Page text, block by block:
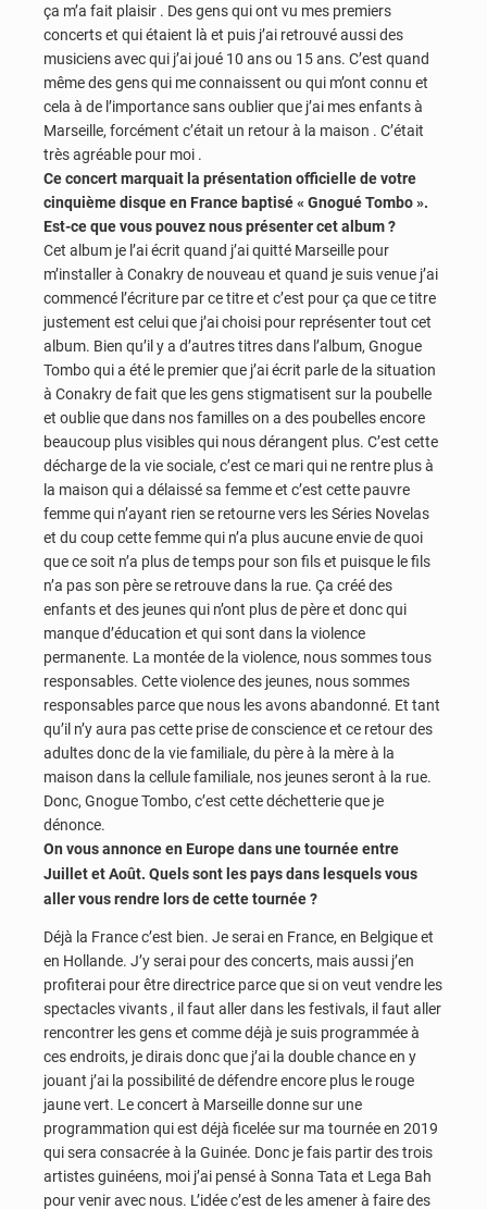
ça m’a fait plaisir . Des gens qui ont vu mes premiers
concerts et qui étaient là et puis j’ai retrouvé aussi des
musiciens avec qui j’ai joué 10 ans ou 15 ans. C’est quand
même des gens qui me connaissent ou qui m’ont connu et
cela à de l’importance sans oublier que j’ai mes enfants à
Marseille, forcément c’était un retour à la maison . C’était
très agréable pour moi .
Ce concert marquait la présentation officielle de votre
cinquième disque en France baptisé « Gnogué Tombo ».
Est-ce que vous pouvez nous présenter cet album ?
Cet album je l’ai écrit quand j’ai quitté Marseille pour
m’installer à Conakry de nouveau et quand je suis venue j’ai
commencé l’écriture par ce titre et c’est pour ça que ce titre
justement est celui que j’ai choisi pour représenter tout cet
album. Bien qu’il y a d’autres titres dans l’album, Gnogue
Tombo qui a été le premier que j’ai écrit parle de la situation
à Conakry de fait que les gens stigmatisent sur la poubelle
et oublie que dans nos familles on a des poubelles encore
beaucoup plus visibles qui nous dérangent plus. C’est cette
décharge de la vie sociale, c’est ce mari qui ne rentre plus à
la maison qui a délaissé sa femme et c’est cette pauvre
femme qui n’ayant rien se retourne vers les Séries Novelas
et du coup cette femme qui n’a plus aucune envie de quoi
que ce soit n’a plus de temps pour son fils et puisque le fils
n’a pas son père se retrouve dans la rue. Ça créé des
enfants et des jeunes qui n’ont plus de père et donc qui
manque d’éducation et qui sont dans la violence
permanente. La montée de la violence, nous sommes tous
responsables. Cette violence des jeunes, nous sommes
responsables parce que nous les avons abandonné. Et tant
qu’il n’y aura pas cette prise de conscience et ce retour des
adultes donc de la vie familiale, du père à la mère à la
maison dans la cellule familiale, nos jeunes seront à la rue.
Donc, Gnogue Tombo, c’est cette déchetterie que je
dénonce.
On vous annonce en Europe dans une tournée entre
Juillet et Août. Quels sont les pays dans lesquels vous
aller vous rendre lors de cette tournée ?
Déjà la France c’est bien. Je serai en France, en Belgique et
en Hollande. J’y serai pour des concerts, mais aussi j’en
profiterai pour être directrice parce que si on veut vendre les
spectacles vivants , il faut aller dans les festivals, il faut aller
rencontrer les gens et comme déjà je suis programmée à
ces endroits, je dirais donc que j’ai la double chance en y
jouant j’ai la possibilité de défendre encore plus le rouge
jaune vert. Le concert à Marseille donne sur une
programmation qui est déjà ficelée sur ma tournée en 2019
qui sera consacrée à la Guinée. Donc je fais partir des trois
artistes guinéens, moi j’ai pensé à Sonna Tata et Lega Bah
pour venir avec nous. L’idée c’est de les amener à faire des